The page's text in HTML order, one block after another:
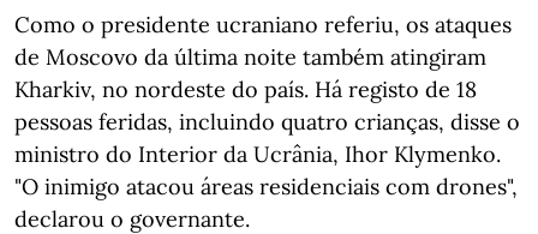
Como o presidente ucraniano referiu, os ataques
de Moscovo da última noite também atingiram
Kharkiv, no nordeste do país. Há registo de 18
pessoas feridas, incluindo quatro crianças, disse o
ministro do Interior da Ucrânia, Ihor Klymenko.
"O inimigo atacou áreas residenciais com drones",
declarou o governante.